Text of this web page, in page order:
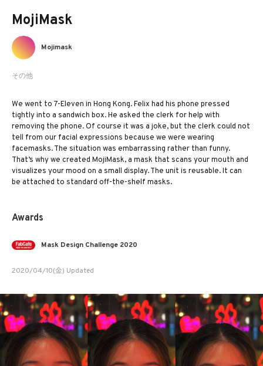
MojiMask
その他
Mojimask
We went to 7-Eleven in Hong Kong. Felix had his phone pressed
tightly into a sandwich box. He asked the clerk for help with
removing the phone. Of course it was a joke, but the clerk could not
tell from our facial expressions because we were wearing
facemasks. The situation was embarrassing rather than funny.
That’s why we created MojiMask, a mask that scans your mouth and
visualizes your mood on a small display. The unit is reusable. It can
be attached to standard off-the-shelf masks.
Awards
Mask Design Challenge 2020
2020/04/10(金) Updated